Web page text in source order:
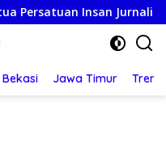
Jurnalis Nusantara: Hari
Bekasi Jawa Timur